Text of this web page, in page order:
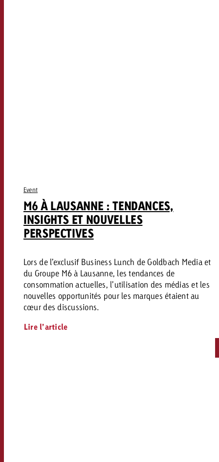
Event
M6 À LAUSANNE : TENDANCES,
INSIGHTS ET NOUVELLES
PERSPECTIVES
Lors de l’exclusif Business Lunch de Goldbach Media et
du Groupe M6 à Lausanne, les tendances de
consommation actuelles, l’utilisation des médias et les
nouvelles opportunités pour les marques étaient au
cœur des discussions.
Lire l’article